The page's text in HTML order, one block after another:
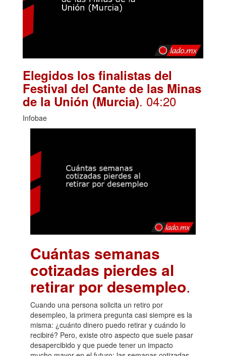
Elegidos los finalistas del
Festival del Cante de las Minas
de la Unión (Murcia). 04:20
Infobae
Cuántas semanas
cotizadas pierdes al
retirar por desempleo.
Cuando una persona solicita un retiro por
desempleo, la primera pregunta casi siempre es la
misma: ¿cuánto dinero puedo retirar y cuándo lo
recibiré? Pero, existe otro aspecto que suele pasar
desapercibido y que puede tener un impacto